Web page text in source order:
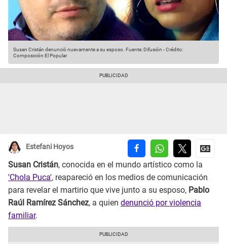
Susan Cristán denunció nuevamente a su esposo. Fuente: Difusión -Crédito:
Composición El Popular
Estefani Hoyos
Susan Cristán, conocida en el mundo artístico como la
'Chola Puca', reapareció en los medios de comunicación
para revelar el martirio que vive junto a su esposo, Pablo
Raúl Ramírez Sánchez, a quien denunció por violencia
familiar.